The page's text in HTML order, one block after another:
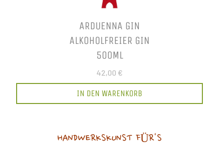
ARDUENNA GIN
ALKOHOLFREIER GIN
500ML
42,00 €
IN DEN WARENKORB
HANDWERKSKUNST FÜR'S